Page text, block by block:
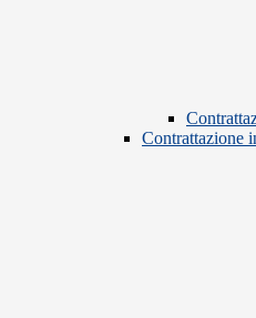
Contrattazione